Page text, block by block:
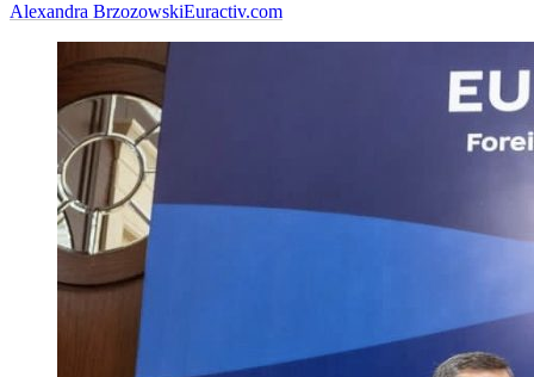
Alexandra BrzozowskiEuractiv.com